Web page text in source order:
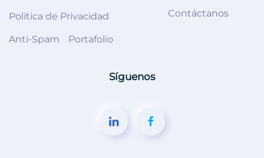
Política de Privacidad
Anti-Spam Portafolio
Contáctanos
Síguenos